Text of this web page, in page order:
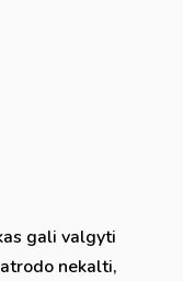
gali valgyti
nekalti,